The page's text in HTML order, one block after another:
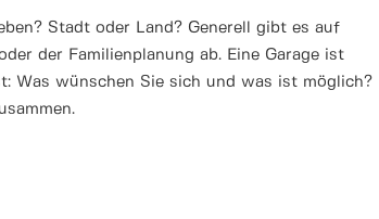
Stadt oder Land? Generell gibt es auf
der Familienplanung ab. Eine Garage ist
Was wünschen Sie sich und was ist möglich?